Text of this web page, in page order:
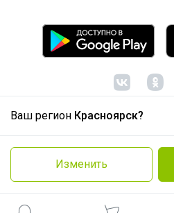
Ваш регион Красноярск?
Изменить
© ООО "Лявита", ОГРН
Политика
Cоглашение